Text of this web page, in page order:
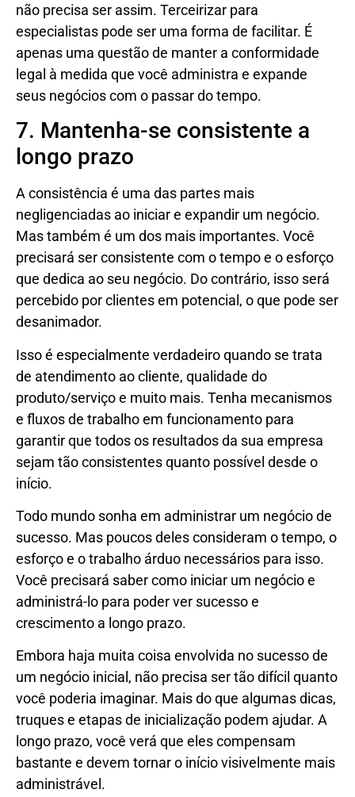
não precisa ser assim. Terceirizar para
especialistas pode ser uma forma de facilitar. É
apenas uma questão de manter a conformidade
legal à medida que você administra e expande
seus negócios com o passar do tempo.
7. Mantenha-se consistente a
longo prazo
A consistência é uma das partes mais
negligenciadas ao iniciar e expandir um negócio.
Mas também é um dos mais importantes. Você
precisará ser consistente com o tempo e o esforço
que dedica ao seu negócio. Do contrário, isso será
percebido por clientes em potencial, o que pode ser
desanimador.
Isso é especialmente verdadeiro quando se trata
de atendimento ao cliente, qualidade do
produto/serviço e muito mais. Tenha mecanismos
e fluxos de trabalho em funcionamento para
garantir que todos os resultados da sua empresa
sejam tão consistentes quanto possível desde o
início.
Todo mundo sonha em administrar um negócio de
sucesso. Mas poucos deles consideram o tempo, o
esforço e o trabalho árduo necessários para isso.
Você precisará saber como iniciar um negócio e
administrá-lo para poder ver sucesso e
crescimento a longo prazo.
Embora haja muita coisa envolvida no sucesso de
um negócio inicial, não precisa ser tão difícil quanto
você poderia imaginar. Mais do que algumas dicas,
truques e etapas de inicialização podem ajudar. A
longo prazo, você verá que eles compensam
bastante e devem tornar o início visivelmente mais
administrável.